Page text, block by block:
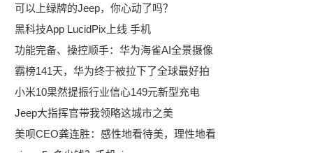
可以上绿牌的Jeep，你心动了吗？
黑科技App LucidPix上线 手机
功能完备、操控顺手：华为海雀AI全景摄像
霸榜141天，华为终于被拉下了全球最好拍
小米10果然提振行业信心149元新型充电
Jeep大指挥官带我领略这城市之美
美呗CEO龚连胜：感性地看待美，理性地看